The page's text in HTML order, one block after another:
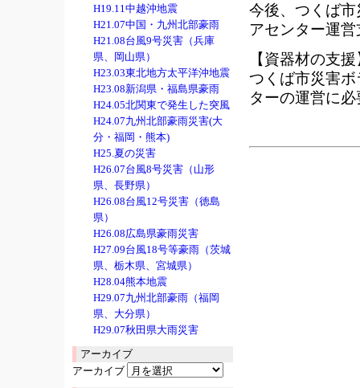
H19.11中越沖地震
H21.07中国・九州北部豪雨
H21.08台風9号災害（兵庫
県、岡山県）
H23.03東北地方太平洋沖地震
H23.08新潟県・福島県豪雨
H24.05北関東で発生した突風
H24.07九州北部豪雨災害(大
分・福岡・熊本)
H25.夏の災害
H26.07台風8号災害（山形
県、長野県）
H26.08台風12号災害（徳島
県）
H26.08広島県豪雨災害
H27.09台風18号等豪雨（茨城
県、栃木県、宮城県）
H28.04熊本地震
H29.07九州北部豪雨（福岡
県、大分県）
H29.07秋田県大雨災害
アーカイブ
アーカイブ
今後、つくば
アセンター運
【資器材の支援
つくば市災害
ターの運営に